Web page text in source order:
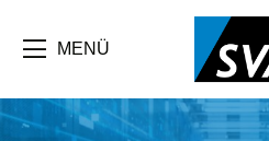
Inhalt
MENÜ